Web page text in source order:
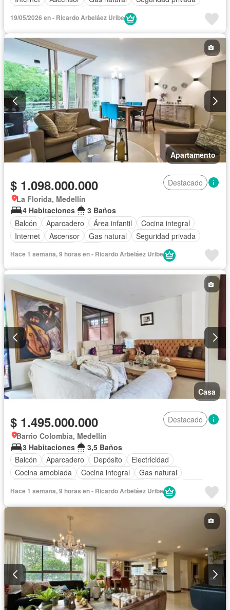
19/05/2026 en - Ricardo Arbeláez Uribe
Apartamento
$ 1.098.000.000
Destacado
La Florida, Medellín
4 Habitaciones
3 Baños
Balcón
Aparcadero Área infantil
Cocina integral
Internet
Ascensor Gas natural
Seguridad privada
Hace 1 semana, 9 horas en - Ricardo Arbeláez Uribe
Casa
$ 1.495.000.000
Destacado
Barrio Colombia, Medellín
3 Habitaciones
3,5 Baños
Balcón
Aparcadero Depósito
Electricidad
Cocina amoblada
Cocina integral
Gas natural
Piscina
Hace 1 semana, 9 horas en - Ricardo Arbeláez Uribe